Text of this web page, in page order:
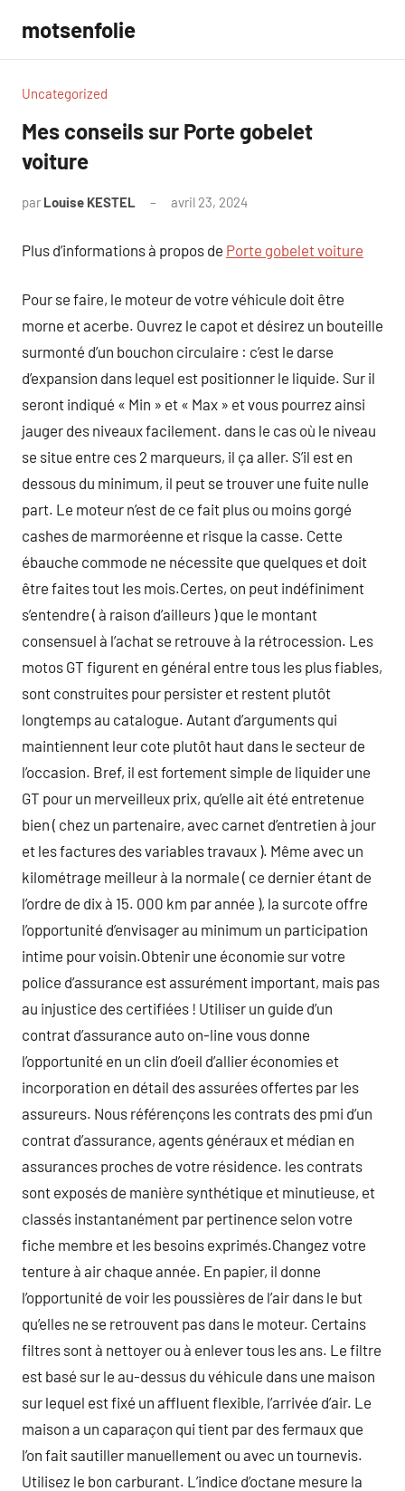
contenu
motsenfolie
Uncategorized
Mes conseils sur Porte gobelet
voiture
par Louise KESTEL avril 23, 2024
Plus d’informations à propos de Porte gobelet voiture
Pour se faire, le moteur de votre véhicule doit être
morne et acerbe. Ouvrez le capot et désirez un bouteille
surmonté d’un bouchon circulaire : c’est le darse
d’expansion dans lequel est positionner le liquide. Sur il
seront indiqué « Min » et « Max » et vous pourrez ainsi
jauger des niveaux facilement. dans le cas où le niveau
se situe entre ces 2 marqueurs, il ça aller. S’il est en
dessous du minimum, il peut se trouver une fuite nulle
part. Le moteur n’est de ce fait plus ou moins gorgé
cashes de marmoréenne et risque la casse. Cette
ébauche commode ne nécessite que quelques et doit
être faites tout les mois.Certes, on peut indéfiniment
s’entendre ( à raison d’ailleurs ) que le montant
consensuel à l’achat se retrouve à la rétrocession. Les
motos GT figurent en général entre tous les plus fiables,
sont construites pour persister et restent plutôt
longtemps au catalogue. Autant d’arguments qui
maintiennent leur cote plutôt haut dans le secteur de
l’occasion. Bref, il est fortement simple de liquider une
GT pour un merveilleux prix, qu’elle ait été entretenue
bien ( chez un partenaire, avec carnet d’entretien à jour
et les factures des variables travaux ). Même avec un
kilométrage meilleur à la normale ( ce dernier étant de
l’ordre de dix à 15. 000 km par année ), la surcote offre
l’opportunité d’envisager au minimum un participation
intime pour voisin.Obtenir une économie sur votre
police d’assurance est assurément important, mais pas
au injustice des certifiées ! Utiliser un guide d’un
contrat d’assurance auto on-line vous donne
l’opportunité en un clin d’oeil d’allier économies et
incorporation en détail des assurées offertes par les
assureurs. Nous référençons les contrats des pmi d’un
contrat d’assurance, agents généraux et médian en
assurances proches de votre résidence. les contrats
sont exposés de manière synthétique et minutieuse, et
classés instantanément par pertinence selon votre
fiche membre et les besoins exprimés.Changez votre
tenture à air chaque année. En papier, il donne
l’opportunité de voir les poussières de l’air dans le but
qu’elles ne se retrouvent pas dans le moteur. Certains
filtres sont à nettoyer ou à enlever tous les ans. Le filtre
est basé sur le au-dessus du véhicule dans une maison
sur lequel est fixé un affluent flexible, l’arrivée d’air. Le
maison a un caparaçon qui tient par des fermaux que
l’on fait sautiller manuellement ou avec un tournevis.
Utilisez le bon carburant. L’indice d’octane mesure la